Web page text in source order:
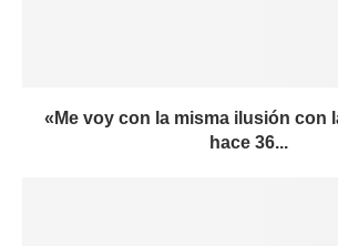
«Me voy con la misma ilusión con
hace 36...